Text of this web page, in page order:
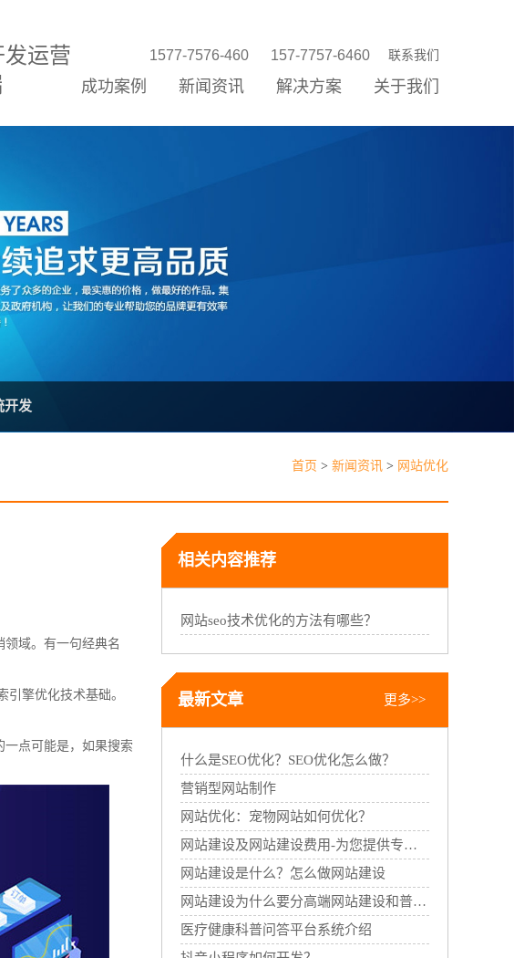
运营
1577-7576-460 157-7757-6460 联系我们
成功案例 新闻资讯 解决方案 关于我们
网站优化
网络营销
微信公众平台
进销存新零售
赋能线下门店，线上线下一体经营
开发
首页 > 新闻资讯 > 网站优化
域。有一句经典名
擎优化技术基础。
点可能是，如果搜索
相关内容推荐
网站seo技术优化的方法有哪些？
最新文章 更多>>
什么是SEO优化？SEO优化怎么做？
营销型网站制作
网站优化：宠物网站如何优化？
网站建设及网站建设费用-为您提供专业的网站建设服务
网站建设是什么？怎么做网站建设
网站建设为什么要分高端网站建设和普通网站建设
医疗健康科普问答平台系统介绍